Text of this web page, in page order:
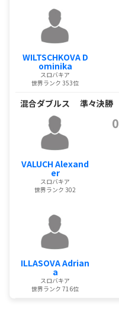
WILTSCHKOVA D
ominika
スロバキア
世界ランク 353位
混合ダブルス 準々決勝
VALUCH Alexand
er
スロバキア
世界ランク 302
ILLASOVA Adrian
a
スロバキア
世界ランク 716位
0